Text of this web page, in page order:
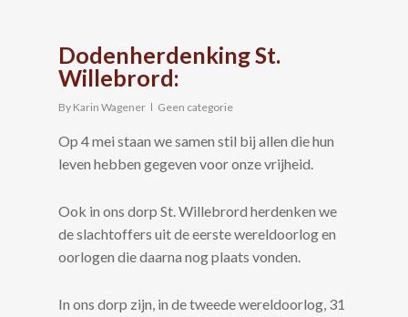
Dodenherdenking St.
Willebrord:
By Karin Wagener Geen categorie
Op 4 mei staan we samen stil bij allen die hun
leven hebben gegeven voor onze vrijheid.
Ook in ons dorp St. Willebrord herdenken we
de slachtoffers uit de eerste wereldoorlog en
oorlogen die daarna nog plaats vonden.
In ons dorp zijn, in de tweede wereldoorlog, 31